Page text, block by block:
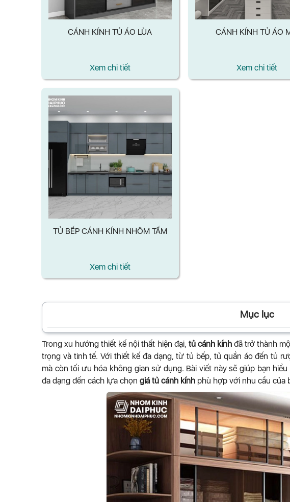
CÁNH KÍNH TỦ ÁO LÙA
Xem chi tiết
CÁNH KÍNH TỦ ÁO
Xem chi tiết
TỦ BẾP CÁNH KÍNH NHÔM TẤM
Xem chi tiết
Mục lục
Trong xu hướng thiết kế nội thất hiện đại, tủ cánh kínhđã trở thành
trọng và tinh tế. Với thiết kế đa dạng, từ tủ bếp, tủ quần áo đến tủ
mà còn tối ưu hóa không gian sử dụng. Bài viết này sẽ giúp bạn
đa dạng đến cách lựa chọn giá tủ cánh kính phù hợp với nhu cầu của